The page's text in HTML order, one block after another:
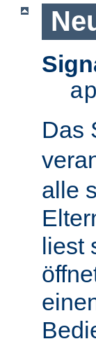
Das
alle
liest